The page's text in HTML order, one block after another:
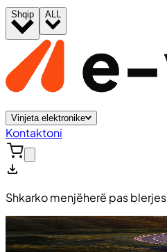
Shqip ALL
Vinjeta elektronike
Kontaktoni
Shkarko menjëherë pas blerjes